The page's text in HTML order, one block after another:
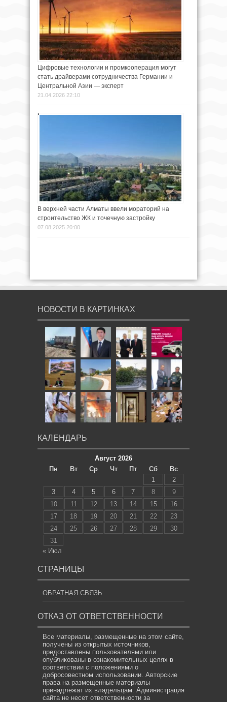
Цифровые технологии и промкооперация могут
стать драйверами сотрудничества Германии и
Центральной Азии — эксперт
21.04.2026 22:10
В верхней части Алматы ввели мораторий на
строительство ЖК и точечную застройку
07.08.2025 20:00
НОВОСТИ В КАРТИНКАХ
КАЛЕНДАРЬ
Август 2026
Пн
Вт Ср Чт Пт Сб
Вс
1
2
3
4 5 6 7 8
9
10
11 12 13 14 15
16
17
18 19 20 21 22
23
24
25 26 27 28 29
30
31
« Июл
СТРАНИЦЫ
ОБРАТНАЯ СВЯЗЬ
ОТКАЗ ОТ ОТВЕТСТВЕННОСТИ
Все материалы, размещенные на этом сайте,
получены из открытых источников,
предоставлены пользователями или
опубликованы в ознакомительных целях в
соответствии с положениями о
добросовестном использовании. Авторские
права на размещенные материалы
принадлежат их владельцам. Администрация
сайта не несет ответственности за